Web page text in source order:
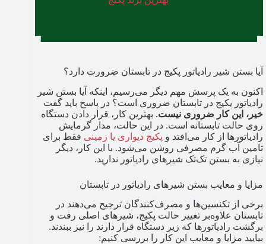
آیا بستن شیر رادیاتور پکیج در تابستان ضرورت دارد؟
اکنون به یک پرسش مهم دیگر می‌رسیم، اینکه آیا بستن شیر
رادیاتور پکیج در تابستان ضروری است؟ در پاسخ باید گفت
خیر، این کار ضروری نیست. بهترین کار، قرار دادن دستگاه
روی حالت تابستانه است. در این حالت، مدار گرمایش
رادیاتورها از کار می‌افتد و پکیج دیواری یا زمینی فقط برای
تامین آب گرم مصرفی روشن می‌شود. با این کار، دیگر
نیازی به بستن تک‌تک شیرهای رادیاتور ندارید.
مزایا و معایب بستن شیرهای رادیاتور در تابستان
برخی از تکنسین‌ها و مصرف‌کنندگان ترجیح می‌دهند در
تابستان علاوه‌بر تغییر حالت پکیج، شیرهای اصلی رفت و
برگشت رادیاتورها که زیر دستگاه قرار دارند را نیز ببندند.
بیایید مزایا و معایب این کار را بررسی کنیم: